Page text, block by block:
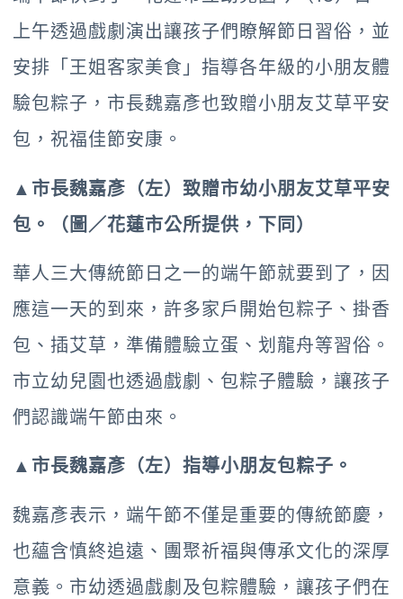
上午透過戲劇演出讓孩子們瞭解節日習俗，並
安排「王姐客家美食」指導各年級的小朋友體
驗包粽子，市長魏嘉彥也致贈小朋友艾草平安
包，祝福佳節安康。
▲市長魏嘉彥（左）致贈市幼小朋友艾草平安
包。（圖／花蓮市公所提供，下同）
華人三大傳統節日之一的端午節就要到了，因
應這一天的到來，許多家戶開始包粽子、掛香
包、插艾草，準備體驗立蛋、划龍舟等習俗。
市立幼兒園也透過戲劇、包粽子體驗，讓孩子
們認識端午節由來。
▲市長魏嘉彥（左）指導小朋友包粽子。
魏嘉彥表示，端午節不僅是重要的傳統節慶，
也蘊含慎終追遠、團聚祈福與傳承文化的深厚
意義。市幼透過戲劇及包粽體驗，讓孩子們在